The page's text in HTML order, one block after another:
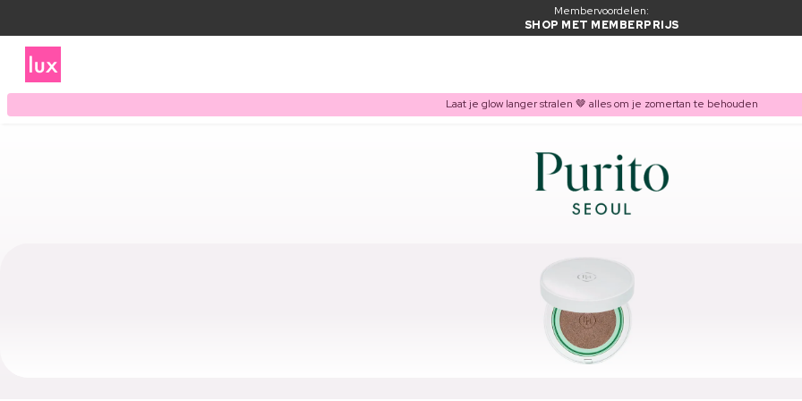
Membervoordelen:
SHOP MET MEMBERPRIJS
Laat je glow langer stralen 🤎 alles om je zomertan te behouden